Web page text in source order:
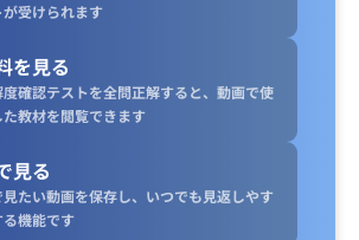
が受けられます
を見る
度確認テストを全問正解すると、動画で使
た教材を閲覧できます
見る
見たい動画を保存し、いつでも見返しやす
る機能です